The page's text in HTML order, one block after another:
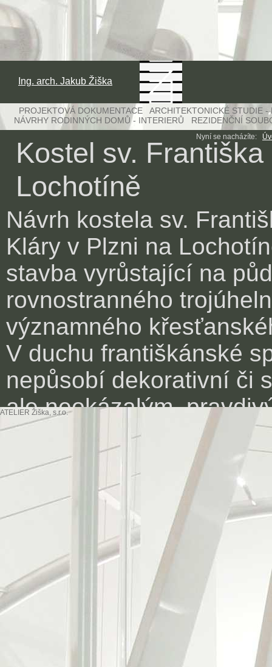
Ing. arch. Jakub Žiška
PROJEKTOVÁ DOKUMENTACE ARCHITEKTONICKÉ
NÁVRHY RODINNÝCH DOMŮ - INTERIERŮ REZIDENČNÍ
Kostel sv.
Lochotíně
Návrh kostela sv.
Kláry v Plzni na
stavba vyrůstající na
rovnostranného
významného
V duchu františkánské
nepůsobí dekorativní či
ale neokázalým,
uspořádáním
Neobvyklý trojboký
pozornost a přitom
stavby, kde se
urbanistických struktur
uspořádanou stavbou
kolem obdélného
východ. Tato tradiční
uspořádání odraz v
Nyní se nacházíte:
ATELIER Žiška, s.r.o.